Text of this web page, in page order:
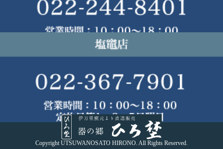
Copyright UTSUWANOSATO HIRONO. All Rights Reserved.